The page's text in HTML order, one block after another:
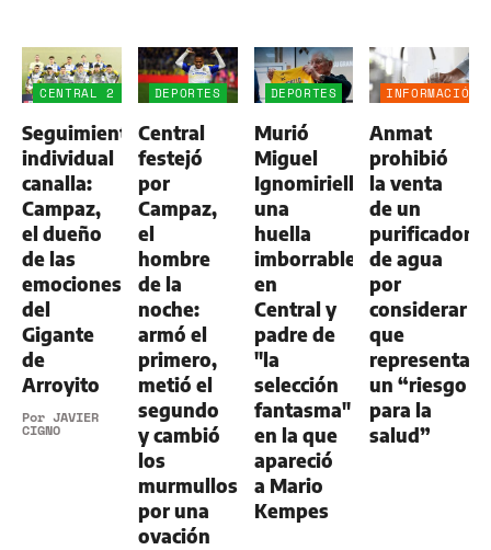
CENTRAL 2
ALDOSIVI
1
Seguimiento
individual
canalla:
Campaz,
el dueño
de las
emociones
del
Gigante
de
Arroyito
Por JAVIER
CIGNO
DEPORTES
Central
festejó
por
Campaz,
el
hombre
de la
noche:
armó el
primero,
metió el
segundo
y cambió
los
murmullos
por una
ovación
DEPORTES
Murió
Miguel
Ignomiriello:
una
huella
imborrable
en
Central y
padre de
"la
selección
fantasma"
en la que
apareció
a Mario
Kempes
INFORMACIÓN
Anmat
prohibió
la venta
de un
purificador
de agua
por
considerar
que
representa
un “riesgo
para la
salud”